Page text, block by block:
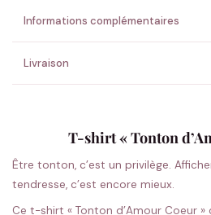
Informations complémentaires
Livraison
T-shirt « Tonton
Être tonton, c’est un privilège.
tendresse, c’est encore mieux.
Ce t-shirt « Tonton d’Amour Coeur